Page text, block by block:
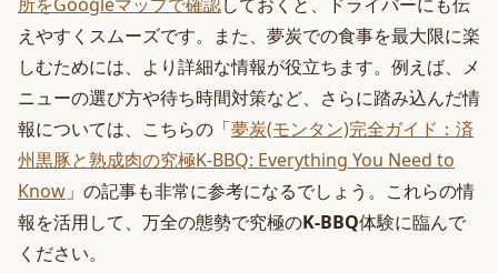
えやすくスムーズです。また、夢炭での食事を最大限に楽
しむためには、より詳細な情報が役立ちます。例えば、メ
ニューの選び方や待ち時間対策など、さらに踏み込んだ情
報については、こちらの「夢炭(モンタン)完全ガイド：済
州黒豚と熟成肉の究極K-BBQ: Everything You Need to
Know 」の記事も非常に参考になるでしょう。これらの情
報を活用して、万全の態勢で究極のK-BBQ体験に臨んで
ください。